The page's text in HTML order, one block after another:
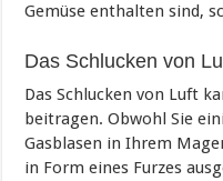
Gemüse enthalten sind,
Das Schlucken von
Das Schlucken von Luft
beitragen. Obwohl Sie
Gasblasen in Ihrem
in Form eines Furzes